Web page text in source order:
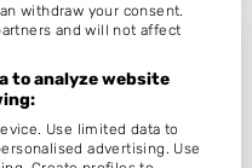
114
afstand
withdraw your consent.
and will not affect
to analyze website
Use limited data to
advertising. Use